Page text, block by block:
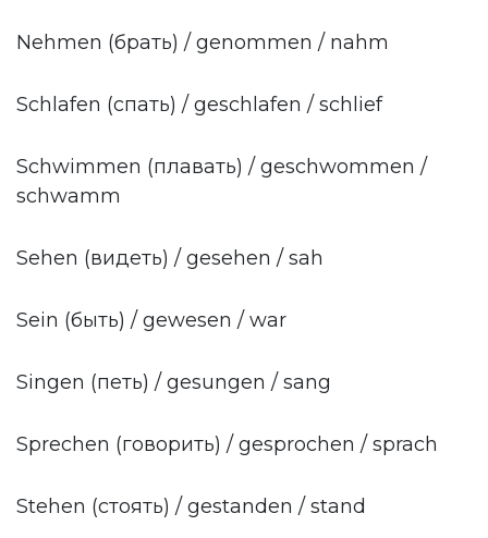
Nehmen (брать) / genommen / nahm
Schlafen (спать) / geschlafen / schlief
Schwimmen (плавать) / geschwommen /
schwamm
Sehen (видеть) / gesehen / sah
Sein (быть) / gewesen / war
Singen (петь) / gesungen / sang
Sprechen (говорить) / gesprochen / sprach
Stehen (стоять) / gestanden / stand